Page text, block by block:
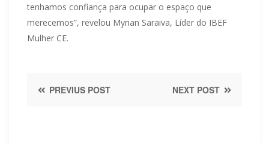
tenhamos confiança para ocupar o espaço que
merecemos”, revelou Myrian Saraiva, Líder do IBEF
Mulher CE.
PREVIUS POST NEXT POST